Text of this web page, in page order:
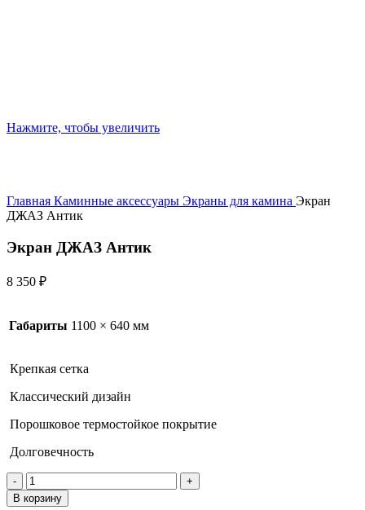
Нажмите, чтобы увеличить
Главная Каминные аксессуары Экраны для камина Экран
ДЖАЗ Антик
Экран ДЖАЗ Антик
8 350 ₽
Габариты 1100 × 640 мм
Крепкая сетка
Классический дизайн
Порошковое термостойкое покрытие
Долговечность
Количество
товара
В корзину